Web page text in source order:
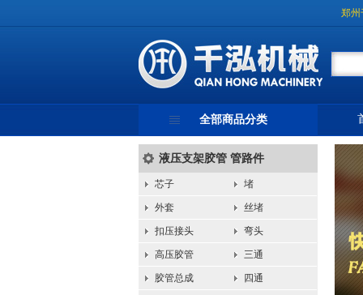
郑州
全部商品分类
液压支架胶管 管路件
芯子 堵
外套 丝堵
扣压接头 弯头
高压胶管 三通
胶管总成 四通